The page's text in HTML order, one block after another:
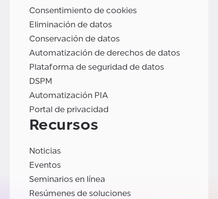
Consentimiento de cookies
Eliminación de datos
Conservación de datos
Automatización de derechos de datos
Plataforma de seguridad de datos
DSPM
Automatización PIA
Portal de privacidad
Recursos
Noticias
Eventos
Seminarios en línea
Resúmenes de soluciones